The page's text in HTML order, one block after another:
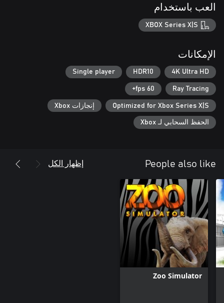
العب باستخدام
XBOX Series X|S
الإمكانات
4K Ultra HD
HDR10
Single player
Ray Tracing
60 fps+
Optimized for Xbox Series X|S إنجازات Xbox
الحفظ السحابي لـ Xbox
People also like إظهار الكل
Zoo Simulator